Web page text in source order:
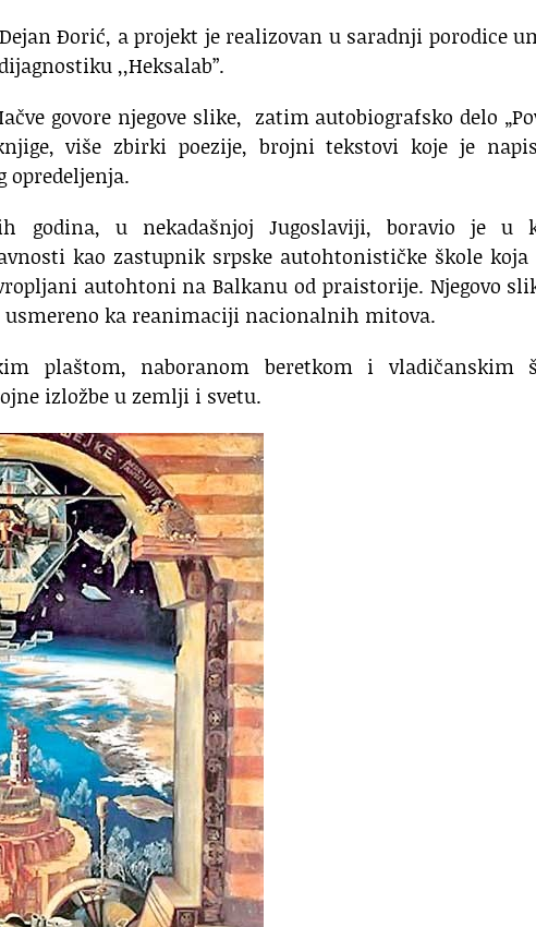
Ðorić, a projekt je realizovan u saradnji porodice
,,Heksalab”.
govore njegove slike, zatim autobiografsko delo
više zbirki poezije, brojni tekstovi koje je
godina, u nekadašnjoj Jugoslaviji, boravio je u
kao zastupnik srpske autohtonističke škole
autohtoni na Balkanu od praistorije. Njegovo
ka reanimaciji nacionalnih mitova.
plaštom, naboranom beretkom i vladičanskim
izložbe u zemlji i svetu.